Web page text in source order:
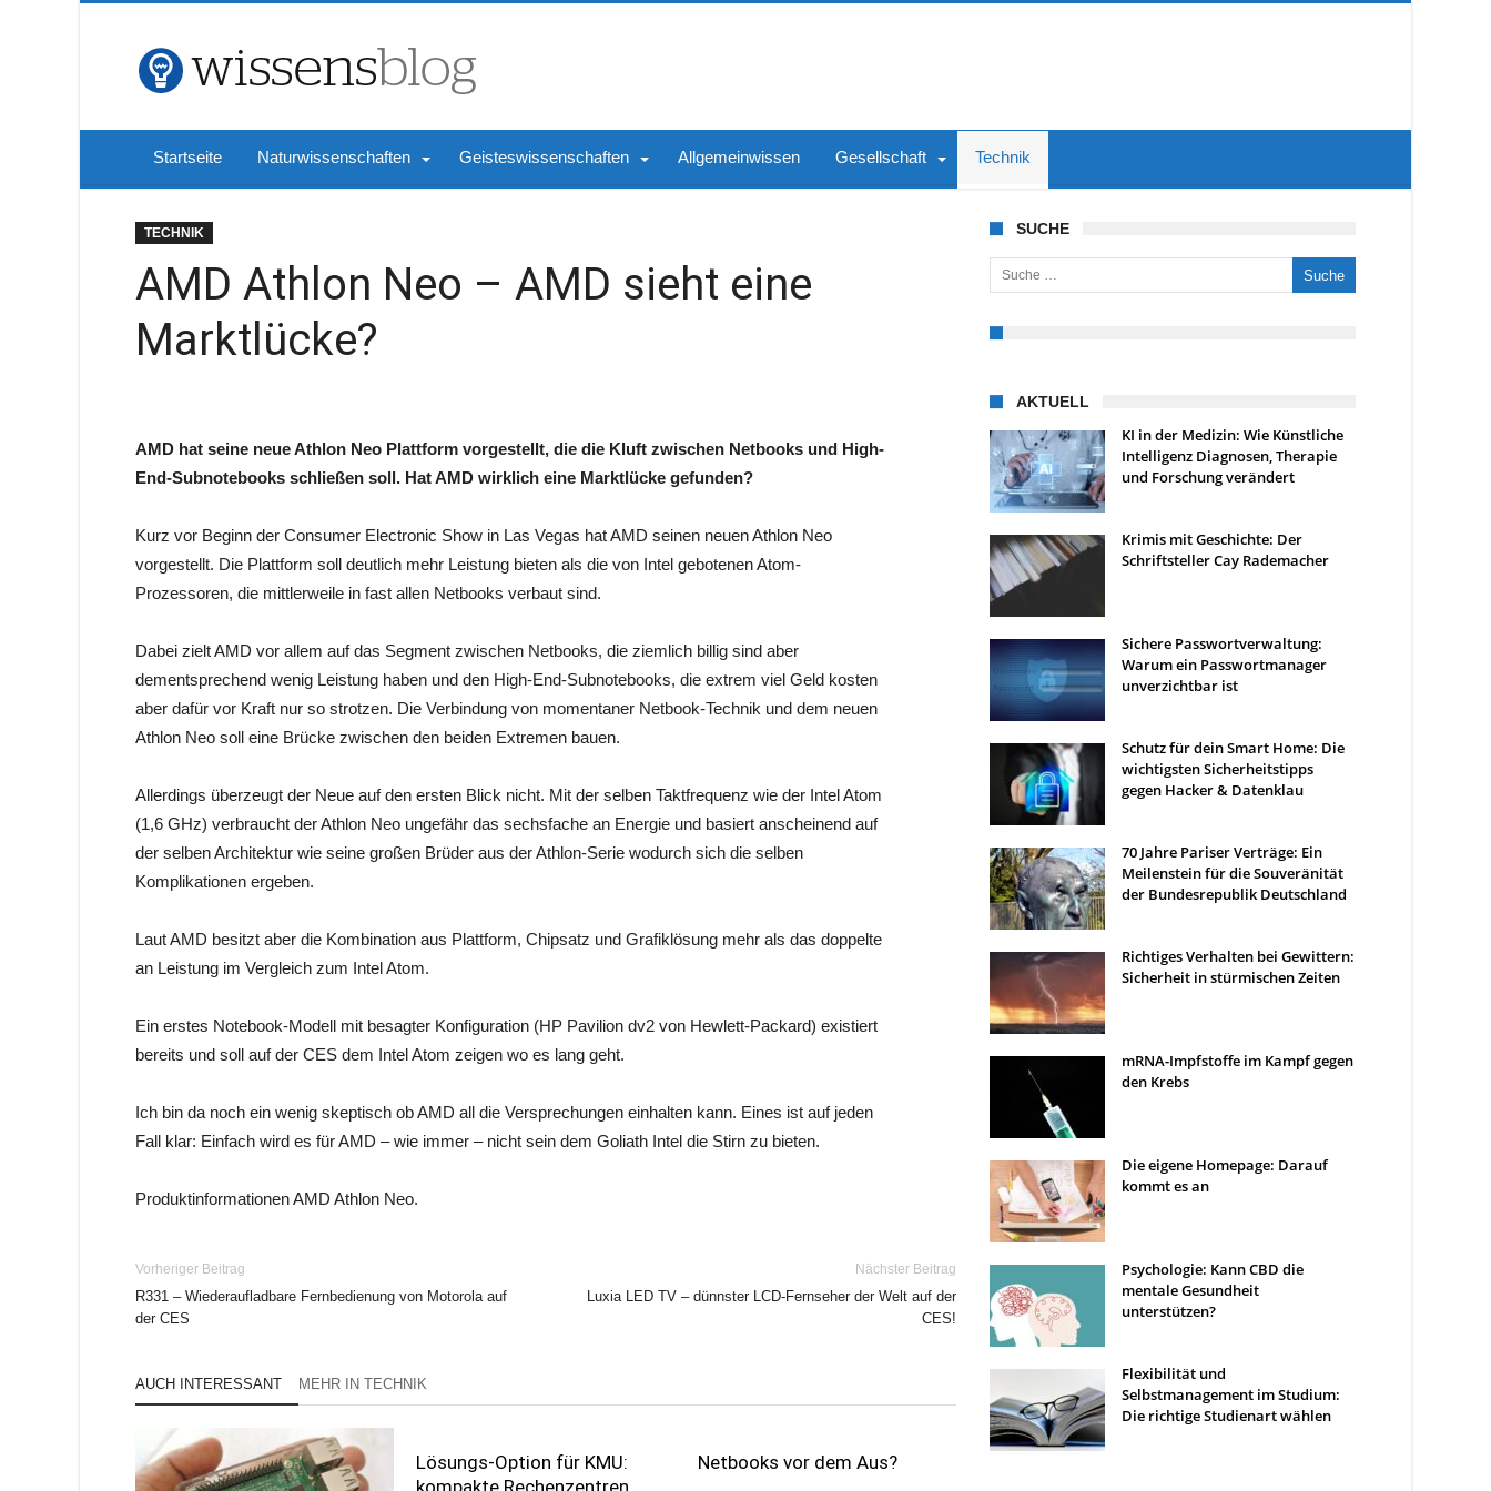
Startseite Naturwissenschaften Geisteswissenschaften Allgemeinwissen Gesellschaft Technik
TECHNIK
AMD Athlon Neo – AMD sieht eine
Marktlücke?
AMD hat seine neue Athlon Neo Plattform vorgestellt, die die Kluft zwischen Netbooks und High-
End-Subnotebooks schließen soll. Hat AMD wirklich eine Marktlücke gefunden?
Kurz vor Beginn der Consumer Electronic Show in Las Vegas hat AMD seinen neuen Athlon Neo
vorgestellt. Die Plattform soll deutlich mehr Leistung bieten als die von Intel gebotenen Atom-
Prozessoren, die mittlerweile in fast allen Netbooks verbaut sind.
Dabei zielt AMD vor allem auf das Segment zwischen Netbooks, die ziemlich billig sind aber
dementsprechend wenig Leistung haben und den High-End-Subnotebooks, die extrem viel Geld kosten
aber dafür vor Kraft nur so strotzen. Die Verbindung von momentaner Netbook-Technik und dem neuen
Athlon Neo soll eine Brücke zwischen den beiden Extremen bauen.
Allerdings überzeugt der Neue auf den ersten Blick nicht. Mit der selben Taktfrequenz wie der Intel Atom
(1,6 GHz) verbraucht der Athlon Neo ungefähr das sechsfache an Energie und basiert anscheinend auf
der selben Architektur wie seine großen Brüder aus der Athlon-Serie wodurch sich die selben
Komplikationen ergeben.
Laut AMD besitzt aber die Kombination aus Plattform, Chipsatz und Grafiklösung mehr als das doppelte
an Leistung im Vergleich zum Intel Atom.
Ein erstes Notebook-Modell mit besagter Konfiguration (HP Pavilion dv2 von Hewlett-Packard) existiert
bereits und soll auf der CES dem Intel Atom zeigen wo es lang geht.
Ich bin da noch ein wenig skeptisch ob AMD all die Versprechungen einhalten kann. Eines ist auf jeden
Fall klar: Einfach wird es für AMD – wie immer – nicht sein dem Goliath Intel die Stirn zu bieten.
Produktinformationen AMD Athlon Neo.
Vorheriger Beitrag
R331 – Wiederaufladbare Fernbedienung von Motorola auf
der CES
Nächster Beitrag
Luxia LED TV – dünnster LCD-Fernseher der Welt auf der
CES!
AUCH INTERESSANT MEHR IN TECHNIK
Lösungs-Option für KMU:
kompakte Rechenzentren
Netbooks vor dem Aus?
SUCHE
Suche nach:
AKTUELL
KI in der Medizin: Wie Künstliche
Intelligenz Diagnosen, Therapie
und Forschung verändert
Krimis mit Geschichte: Der
Schriftsteller Cay Rademacher
Sichere Passwortverwaltung:
Warum ein Passwortmanager
unverzichtbar ist
Schutz für dein Smart Home: Die
wichtigsten Sicherheitstipps
gegen Hacker & Datenklau
70 Jahre Pariser Verträge: Ein
Meilenstein für die Souveränität
der Bundesrepublik Deutschland
Richtiges Verhalten bei Gewittern:
Sicherheit in stürmischen Zeiten
mRNA-Impfstoffe im Kampf gegen
den Krebs
Die eigene Homepage: Darauf
kommt es an
Psychologie: Kann CBD die
mentale Gesundheit
unterstützen?
Flexibilität und
Selbstmanagement im Studium:
Die richtige Studienart wählen